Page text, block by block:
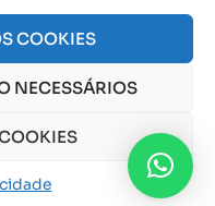
COOKIES
NECESSÁRIOS
|
Aviso de Cookies